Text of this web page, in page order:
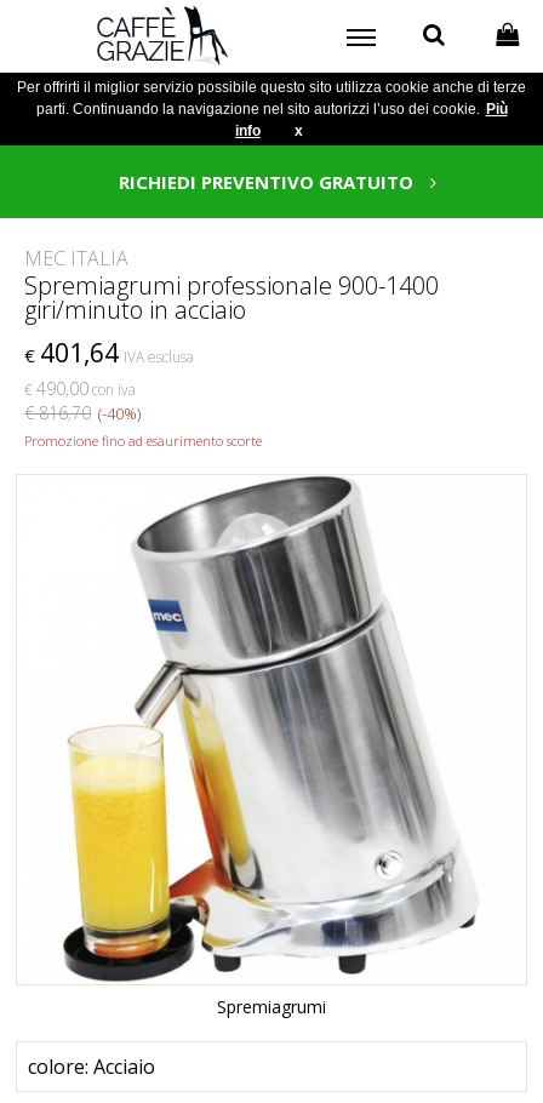
Per offrirti il miglior servizio possibile questo sito utilizza cookie anche di terze
parti. Continuando la navigazione nel sito autorizzi l’uso dei cookie. Più
info
x
RICHIEDI PREVENTIVO GRATUITO
MEC ITALIA
Spremiagrumi professionale 900-1400
giri/minuto in acciaio
€ 401,64 IVA esclusa
€ 490,00con iva
€ 816,70 (-40%)
Promozione fino ad esaurimento scorte
Spremiagrumi
colore: Acciaio